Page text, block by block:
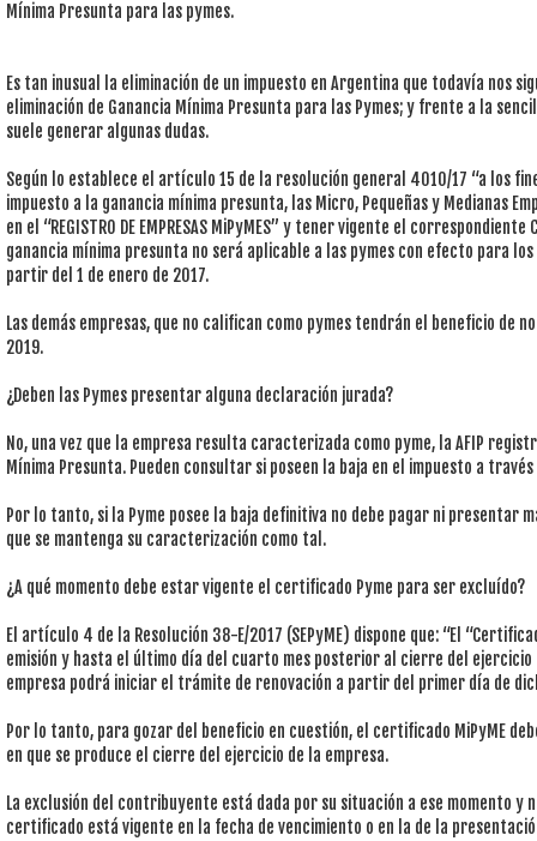
Mínima Presunta para las pymes.
Es tan inusual la eliminación de un impuesto en Argentina que todavía nos
eliminación de Ganancia Mínima Presunta para las Pymes; y frente a la
suele generar algunas dudas.
Según lo establece el artículo 15 de la resolución general 4010/17 “a los
impuesto a la ganancia mínima presunta, las Micro, Pequeñas y Medianas
en el “REGISTRO DE EMPRESAS MiPyMES” y tener vigente el
ganancia mínima presunta no será aplicable a las pymes con efecto para
partir del 1 de enero de 2017.
Las demás empresas, que no califican como pymes tendrán el beneficio de
2019.
¿Deben las Pymes presentar alguna declaración jurada?
No, una vez que la empresa resulta caracterizada como pyme, la AFIP
Mínima Presunta. Pueden consultar si poseen la baja en el impuesto a
Por lo tanto, si la Pyme posee la baja definitiva no debe pagar ni presentar
que se mantenga su caracterización como tal.
¿A qué momento debe estar vigente el certificado Pyme para ser excluído?
El artículo 4 de la Resolución 38-E/2017 (SEPyME) dispone que: “El
emisión y hasta el último día del cuarto mes posterior al cierre del
empresa podrá iniciar el trámite de renovación a partir del primer día de
Por lo tanto, para gozar del beneficio en cuestión, el certificado MiPyME
en que se produce el cierre del ejercicio de la empresa.
La exclusión del contribuyente está dada por su situación a ese momento y
certificado está vigente en la fecha de vencimiento o en la de la